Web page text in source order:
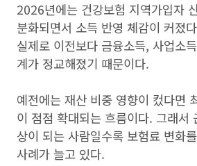
2026년에는 건강보험 지역가입자
분화되면서 소득 반영 체감이 커졌
실제로 이전보다 금융소득, 사업소
계가 정교해졌기 때문이다.
예전에는 재산 비중 영향이 컸다면
이 점점 확대되는 흐름이다. 그래서
상이 되는 사람일수록 보험료 변화
사례가 늘고 있다.